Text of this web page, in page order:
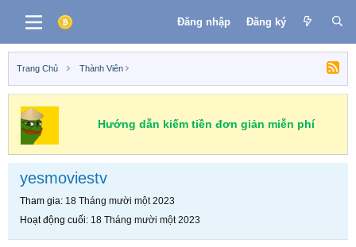
Đăng nhập Đăng ký
Trang Chủ Thành Viên
Hướng dẫn kiếm tiền đơn giản miễn phí
yesmoviestv
Tham gia 18 Tháng mười một 2023
Hoạt động cuối 18 Tháng mười một 2023